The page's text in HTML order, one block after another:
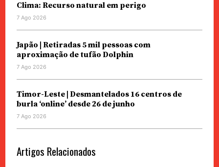
Clima: Recurso natural em perigo
7 Ago 2026
Japão | Retiradas 5 mil pessoas com
aproximação de tufão Dolphin
7 Ago 2026
Timor-Leste | Desmantelados 16 centros de
burla ‘online’ desde 26 de junho
7 Ago 2026
Artigos Relacionados